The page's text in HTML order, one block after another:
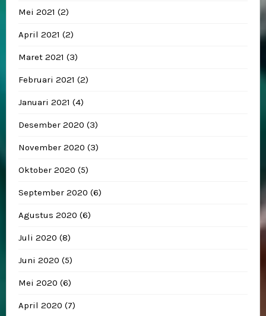
Mei 2021 (2)
April 2021 (2)
Maret 2021 (3)
Februari 2021 (2)
Januari 2021 (4)
Desember 2020 (3)
November 2020 (3)
Oktober 2020 (5)
September 2020 (6)
Agustus 2020 (6)
Juli 2020 (8)
Juni 2020 (5)
Mei 2020 (6)
April 2020 (7)